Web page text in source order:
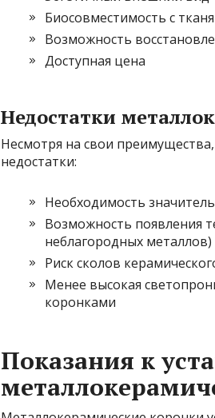
Биосовместимость с
Возможность
Доступная цена
Недостатки
Несмотря на свои
недостатки:
Необходимость
Возможность появления
неблагородных металлов)
Риск сколов
Менее высокая
коронками
Показания к